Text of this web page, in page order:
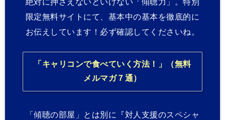
限定無料サイトにて、基本中の基本を徹底的に
お伝えしています！必ず確認してくださいね。
「キャリコンで食べていく方法！」（無料
メルマガ７通）
「傾聴の部屋」とは別に『対人支援のスペシャ